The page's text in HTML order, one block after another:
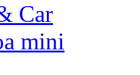
Car
mini